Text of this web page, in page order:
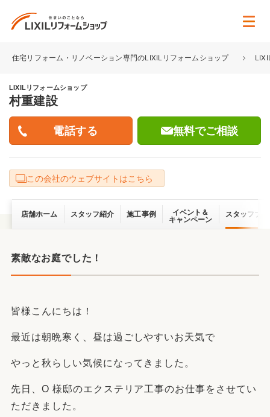
住宅リフォーム・リノベーション専門のLIXILリフォームショップ
LIXILリフォームショップ
村重建設
無料でご相談
この会社のウェブサイトはこちら
店舗ホーム スタッフ紹介 施工事例
イベント＆
キャンペーン
スタッフブ
素敵なお庭でした！
皆様こんにちは！
最近は朝晩寒く、昼は過ごしやすいお天気で
やっと秋らしい気候になってきました。
先日、O 様邸のエクステリア工事のお仕事をさせてい
ただきました。